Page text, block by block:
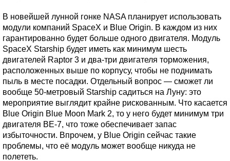
В новейшей лунной гонке NASA планирует использовать
модули компаний SpaceX и Blue Origin. В каждом из них
гарантированно будет больше одного двигателя. Модуль
SpaceX Starship будет иметь как минимум шесть
двигателей Raptor 3 и два-три двигателя торможения,
расположенных выше по корпусу, чтобы не поднимать
пыль в месте посадки. Отдельный вопрос — сможет ли
вообще 50-метровый Starship садиться на Луну: это
мероприятие выглядит крайне рискованным. Что касается
Blue Origin Blue Moon Mark 2, то у него будет минимум три
двигателя BE-7, что тоже обеспечивает запас
избыточности. Впрочем, у Blue Origin сейчас такие
проблемы, что её модуль может вообще никуда не
полететь.